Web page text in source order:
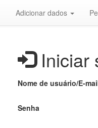
Adicionar dados
Iniciar
Nome de usuário/E-
Senha